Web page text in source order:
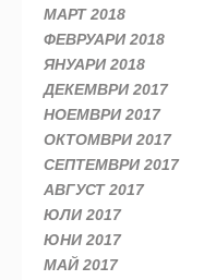
МАРТ 2018
ФЕВРУАРИ 2018
ЯНУАРИ 2018
ДЕКЕМВРИ 2017
НОЕМВРИ 2017
ОКТОМВРИ 2017
СЕПТЕМВРИ 2017
АВГУСТ 2017
ЮЛИ 2017
ЮНИ 2017
МАЙ 2017